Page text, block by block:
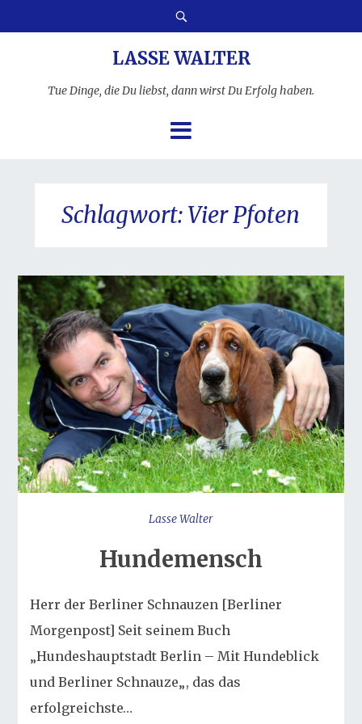
LASSE WALTER
Tue Dinge, die Du liebst, dann wirst Du Erfolg haben.
Schlagwort:Vier Pfoten
Lasse Walter
Hundemensch
Herr der Berliner Schnauzen [Berliner
Morgenpost] Seit seinem Buch
„Hundeshauptstadt Berlin – Mit Hundeblick
und Berliner Schnauze„, das das
erfolgreichste…